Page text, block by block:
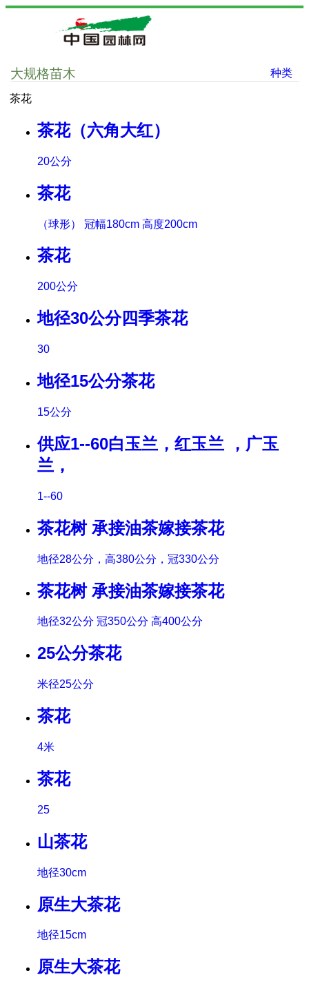
大规格苗木 种类
茶花
茶花（六角大红）
20公分
茶花
（球形） 冠幅180cm 高度200cm
茶花
200公分
地径30公分四季茶花
30
地径15公分茶花
15公分
供应1--60白玉兰，红玉兰 ，广玉
兰，
1--60
茶花树 承接油茶嫁接茶花
地径28公分，高380公分，冠330公分
茶花树 承接油茶嫁接茶花
地径32公分 冠350公分 高400公分
25公分茶花
米径25公分
茶花
4米
茶花
25
山茶花
地径30cm
原生大茶花
地径15cm
原生大茶花